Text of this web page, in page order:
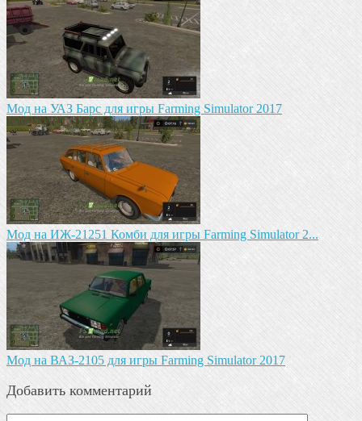
Mод на УАЗ Барс для игры Farming Simulator 2017
Мод на ИЖ-21251 Комби для игры Farming Simulator 2...
Мод на ВАЗ-2105 для игры Farming Simulator 2017
Добавить комментарий